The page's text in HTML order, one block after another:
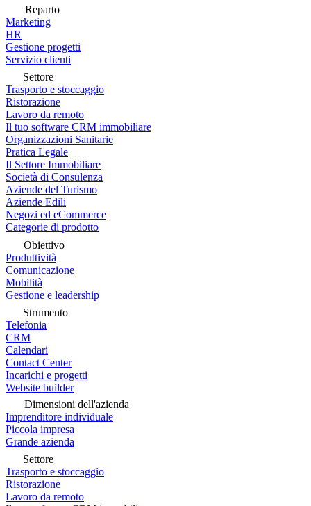
Reparto
Marketing
HR
Gestione progetti
Servizio clienti
Settore
Trasporto e stoccaggio
Ristorazione
Lavoro da remoto
Il tuo software CRM immobiliare
Organizzazioni Sanitarie
Pratica Legale
Il Settore Immobiliare
Società di Consulenza
Aziende del Turismo
Aziende Edili
Negozi ed eCommerce
Categorie di prodotto
Obiettivo
Produttività
Comunicazione
Mobilità
Gestione e leadership
Strumento
Telefonia
CRM
Calendari
Contact Center
Incarichi e progetti
Website builder
Dimensioni dell'azienda
Imprenditore individuale
Piccola impresa
Grande azienda
Settore
Trasporto e stoccaggio
Ristorazione
Lavoro da remoto